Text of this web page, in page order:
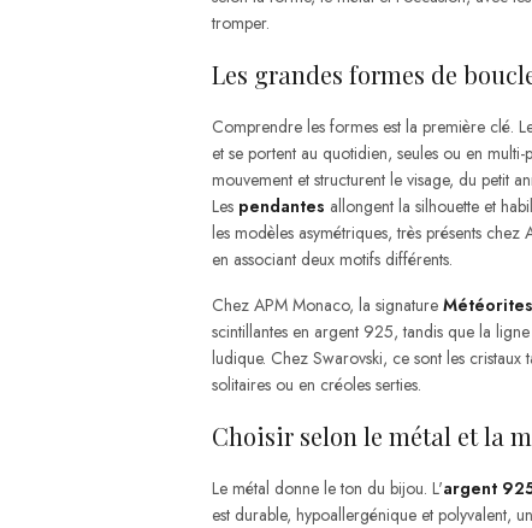
tromper.
Les grandes formes de
Comprendre les formes est la première clé.
et se portent au quotidien, seules ou en multi-
mouvement et structurent le visage, du petit
Les pendantes allongent la silhouette et
les modèles asymétriques, très présents
en associant deux motifs différents.
Chez APM Monaco, la signature Météorites
scintillantes en argent 925, tandis que la
ludique. Chez Swarovski, ce sont les cristaux
solitaires ou en créoles serties.
Choisir selon le métal et la
Le métal donne le ton du bijou. L'argent
est durable, hypoallergénique et polyvalent,